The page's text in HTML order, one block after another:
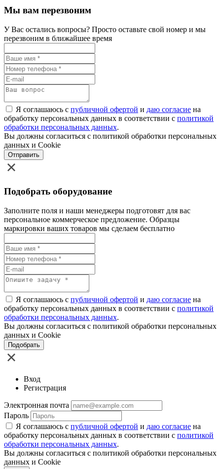
Мы вам перезвоним
У Вас остались вопросы? Просто оставьте свой номер и мы
перезвоним в ближайшее время
Я соглашаюсь с публичной офертой и даю согласие на
обработку персональных данных в соответствии с политикой
обработки персональных данных.
Вы должны согласиться с политикой обработки персональных
данных и Cookie
Отправить
Подобрать оборудование
Заполните поля и наши менеджеры подготовят для вас
персональное коммерческое предложение. Образцы
маркировки ваших товаров мы сделаем бесплатно
Я соглашаюсь с публичной офертой и даю согласие на
обработку персональных данных в соответствии с политикой
обработки персональных данных.
Вы должны согласиться с политикой обработки персональных
данных и Cookie
Подобрать
Вход
Регистрация
Электронная почта
Пароль
Я соглашаюсь с публичной офертой и даю согласие на
обработку персональных данных в соответствии с политикой
обработки персональных данных.
Вы должны согласиться с политикой обработки персональных
данных и Cookie